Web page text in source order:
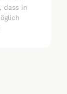
dass in